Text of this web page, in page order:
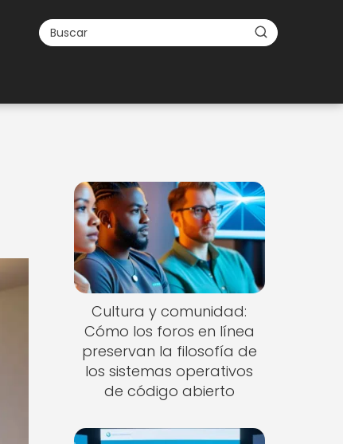
Cultura y comunidad:
Cómo los foros en línea
preservan la filosofía de
los sistemas operativos
de código abierto